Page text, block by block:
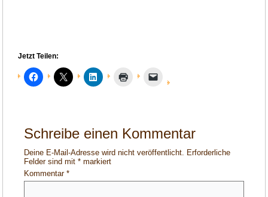
Jetzt Teilen:
Schreibe einen Kommentar
Deine E-Mail-Adresse wird nicht veröffentlicht. Erforderliche
Felder sind mit* markiert
Kommentar*